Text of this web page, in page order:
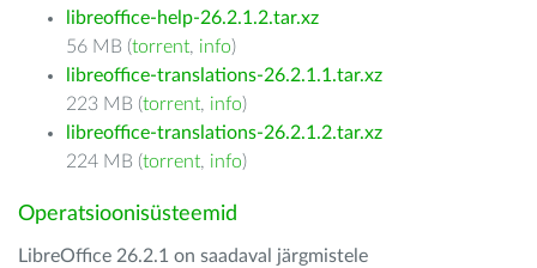
libreoffice-help-26.2.1.2.tar.xz
56 MB (torrent, info)
libreoffice-translations-26.2.1.1.tar.xz
223 MB (torrent, info)
libreoffice-translations-26.2.1.2.tar.xz
224 MB (torrent, info)
Operatsioonisüsteemid
LibreOffice 26.2.1 on saadaval järgmistele